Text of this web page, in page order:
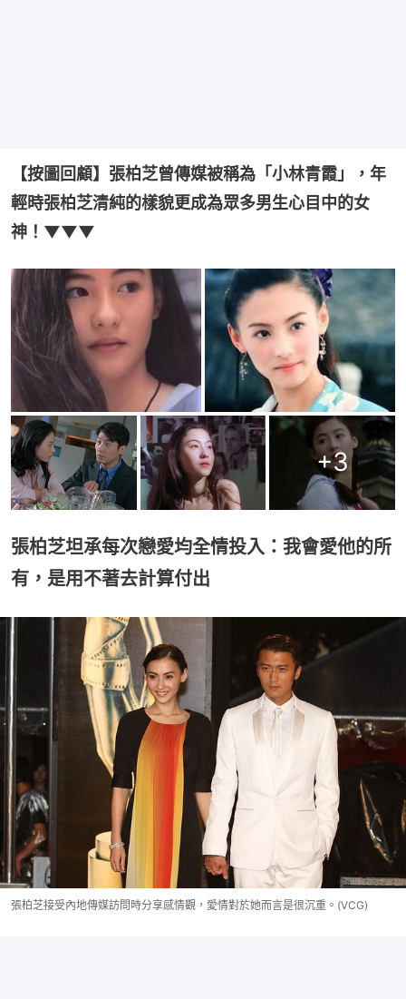
【按圖回顧】張柏芝曾傳媒被稱為「小林青霞」，年
輕時張柏芝清純的樣貌更成為眾多男生心目中的女
神！▼▼▼
+3
張柏芝坦承每次戀愛均全情投入：我會愛他的所
有，是用不著去計算付出
張柏芝接受內地傳媒訪問時分享感情觀，愛情對於她而言是很沉重。(VCG)